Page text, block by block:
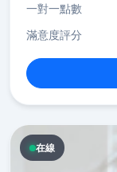
一對一點數
滿意度評分
在線